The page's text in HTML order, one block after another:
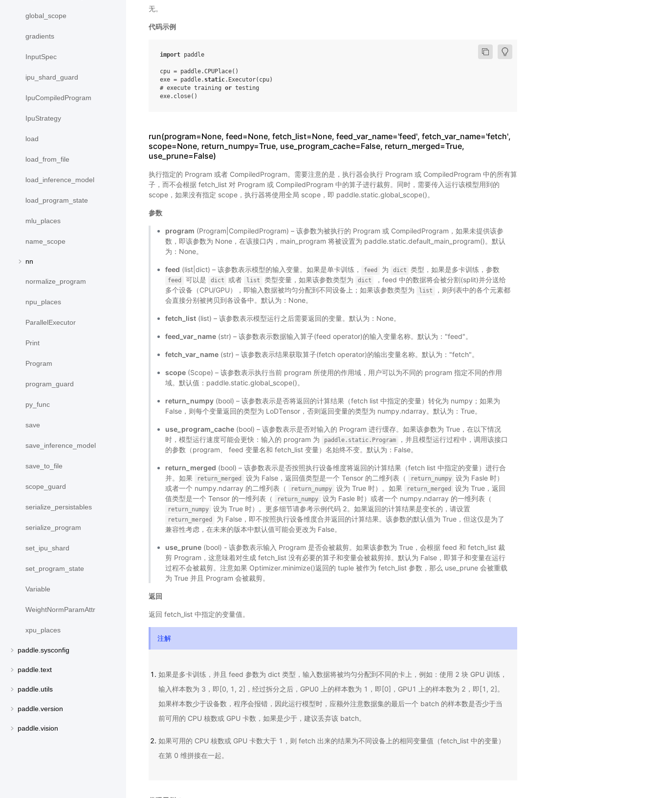
global_scope
gradients
InputSpec
ipu_shard_guard
IpuCompiledProgram
IpuStrategy
load
load_from_file
load_inference_model
load_program_state
mlu_places
name_scope
nn
normalize_program
npu_places
ParallelExecutor
Print
Program
program_guard
py_func
save
save_inference_model
save_to_file
scope_guard
serialize_persistables
serialize_program
set_ipu_shard
set_program_state
Variable
WeightNormParamAttr
xpu_places
paddle.sysconfig
paddle.text
paddle.utils
paddle.version
paddle.vision
无。
代码示例
import paddle
cpu = paddle.CPUPlace()
exe = paddle. static. Executor( cpu)
# execute training or testing
exe. close()
run(program=None, feed=None, fetch_list=None, feed_var_name='feed', fetch_var_name='fetch',
scope=None, return_numpy=True, use_program_cache=False, return_merged=True,
use_prune=False)
执行指定的 Program 或者 CompiledProgram。需要注意的是，执行器会执行 Program 或 CompiledProgram 中的所有算
子，而不会根据 fetch_list 对 Program 或 CompiledProgram 中的算子进行裁剪。同时，需要传入运行该模型用到的
scope，如果没有指定 scope，执行器将使用全局 scope，即 paddle.static.global_scope()。
参数
program (Program|CompiledProgram) – 该参数为被执行的 Program 或 CompiledProgram，如果未提供该参
数，即该参数为 None，在该接口内，main_program 将被设置为 paddle.static.default_main_program()。默认
为：None。
feed (list|dict) – 该参数表示模型的输入变量。如果是单卡训练， feed 为 dict 类型，如果是多卡训练，参数
feed 可以是 dict 或者 list 类型变量，如果该参数类型为 dict
，feed 中的数据将会被分割(split)并分送给
多个设备（CPU/GPU），即输入数据被均匀分配到不同设备上；如果该参数类型为
list
，则列表中的各个元素都
会直接分别被拷贝到各设备中。默认为：None。
fetch_list (list) – 该参数表示模型运行之后需要返回的变量。默认为：None。
feed_var_name (str) – 该参数表示数据输入算子(feed operator)的输入变量名称。默认为："feed"。
fetch_var_name (str) – 该参数表示结果获取算子(fetch operator)的输出变量名称。默认为："fetch"。
scope (Scope) – 该参数表示执行当前 program 所使用的作用域，用户可以为不同的 program 指定不同的作用
域。默认值：paddle.static.global_scope()。
return_numpy (bool) – 该参数表示是否将返回的计算结果（fetch list 中指定的变量）转化为 numpy；如果为
False，则每个变量返回的类型为 LoDTensor，否则返回变量的类型为 numpy.ndarray。默认为：True。
use_program_cache (bool) – 该参数表示是否对输入的 Program 进行缓存。如果该参数为 True，在以下情况
时，模型运行速度可能会更快：输入的 program 为
paddle.static.Program
，并且模型运行过程中，调用该接口
的参数（program、 feed 变量名和 fetch_list 变量）名始终不变。默认为：False。
return_merged (bool) – 该参数表示是否按照执行设备维度将返回的计算结果（fetch list 中指定的变量）进行合
并。如果
return_merged 设为 False，返回值类型是一个 Tensor 的二维列表（ return_numpy
设为 Fasle 时）
或者一个 numpy.ndarray 的二维列表（
return_numpy 设为 True 时）。如果 return_merged
设为 True，返回
值类型是一个 Tensor 的一维列表（
return_numpy 设为 Fasle 时）或者一个 numpy.ndarray 的一维列表（
return_numpy 设为 True 时）。更多细节请参考示例代码 2。如果返回的计算结果是变长的，请设置
return_merged
为 False，即不按照执行设备维度合并返回的计算结果。该参数的默认值为 True，但这仅是为了
兼容性考虑，在未来的版本中默认值可能会更改为 False。
use_prune (bool) - 该参数表示输入 Program 是否会被裁剪。如果该参数为 True，会根据 feed 和 fetch_list 裁
剪 Program，这意味着对生成 fetch_list 没有必要的算子和变量会被裁剪掉。默认为 False，即算子和变量在运行
过程不会被裁剪。注意如果 Optimizer.minimize()返回的 tuple 被作为 fetch_list 参数，那么 use_prune 会被重载
为 True 并且 Program 会被裁剪。
返回
返回 fetch_list 中指定的变量值。
注解
如果是多卡训练，并且 feed 参数为 dict 类型，输入数据将被均匀分配到不同的卡上，例如：使用 2 块 GPU 训练，
输入样本数为 3，即[0, 1, 2]，经过拆分之后，GPU0 上的样本数为 1，即[0]，GPU1 上的样本数为 2，即[1, 2]。
如果样本数少于设备数，程序会报错，因此运行模型时，应额外注意数据集的最后一个 batch 的样本数是否少于当
前可用的 CPU 核数或 GPU 卡数，如果是少于，建议丢弃该 batch。
如果可用的 CPU 核数或 GPU 卡数大于 1，则 fetch 出来的结果为不同设备上的相同变量值（fetch_list 中的变量）
在第 0 维拼接在一起。